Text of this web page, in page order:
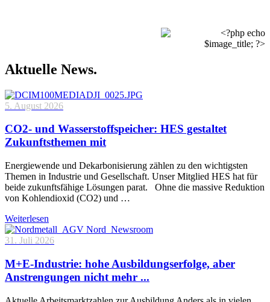
Aktuelle News.
5. August 2026
CO2- und Wasserstoffspeicher: HES gestaltet
Zukunftsthemen mit
Energiewende und Dekarbonisierung zählen zu den wichtigsten
Themen in Industrie und Gesellschaft. Unser Mitglied HES hat für
beide zukunftsfähige Lösungen parat. Ohne die massive Reduktion
von Kohlendioxid (CO2) und …
Weiterlesen
31. Juli 2026
M+E-Industrie: hohe Ausbildungserfolge, aber
Anstrengungen nicht mehr ...